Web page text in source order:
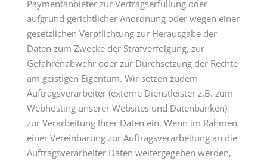
Paymentanbieter zur Vertragserfüllung oder
aufgrund gerichtlicher Anordnung oder wegen einer
gesetzlichen Verpflichtung zur Herausgabe der
Daten zum Zwecke der Strafverfolgung, zur
Gefahrenabwehr oder zur Durchsetzung der Rechte
am geistigen Eigentum. Wir setzen zudem
Auftragsverarbeiter (externe Dienstleister z.B. zum
Webhosting unserer Websites und Datenbanken)
zur Verarbeitung Ihrer Daten ein. Wenn im Rahmen
einer Vereinbarung zur Auftragsverarbeitung an die
Auftragsverarbeiter Daten weitergegeben werden,